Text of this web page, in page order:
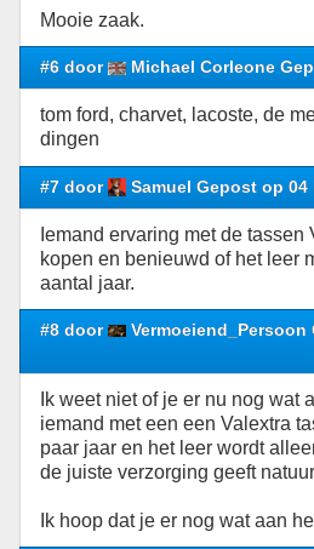
Mooie zaak.
#6 door Michael Corleone
tom ford, charvet, lacoste, de
dingen
#7 door Samuel Gepost op 04
Iemand ervaring met de tassen
kopen en benieuwd of het leer
aantal jaar.
#8 door Vermoeiend_Persoon
Ik weet niet of je er nu nog wat
iemand met een een Valextra
paar jaar en het leer wordt
de juiste verzorging geeft
Ik hoop dat je er nog wat aan